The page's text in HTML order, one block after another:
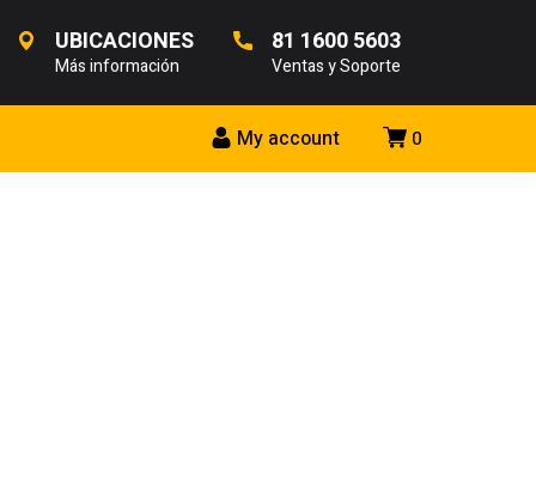
UBICACIONES
Más información
81 1600 5603
Ventas y Soporte
0
My account